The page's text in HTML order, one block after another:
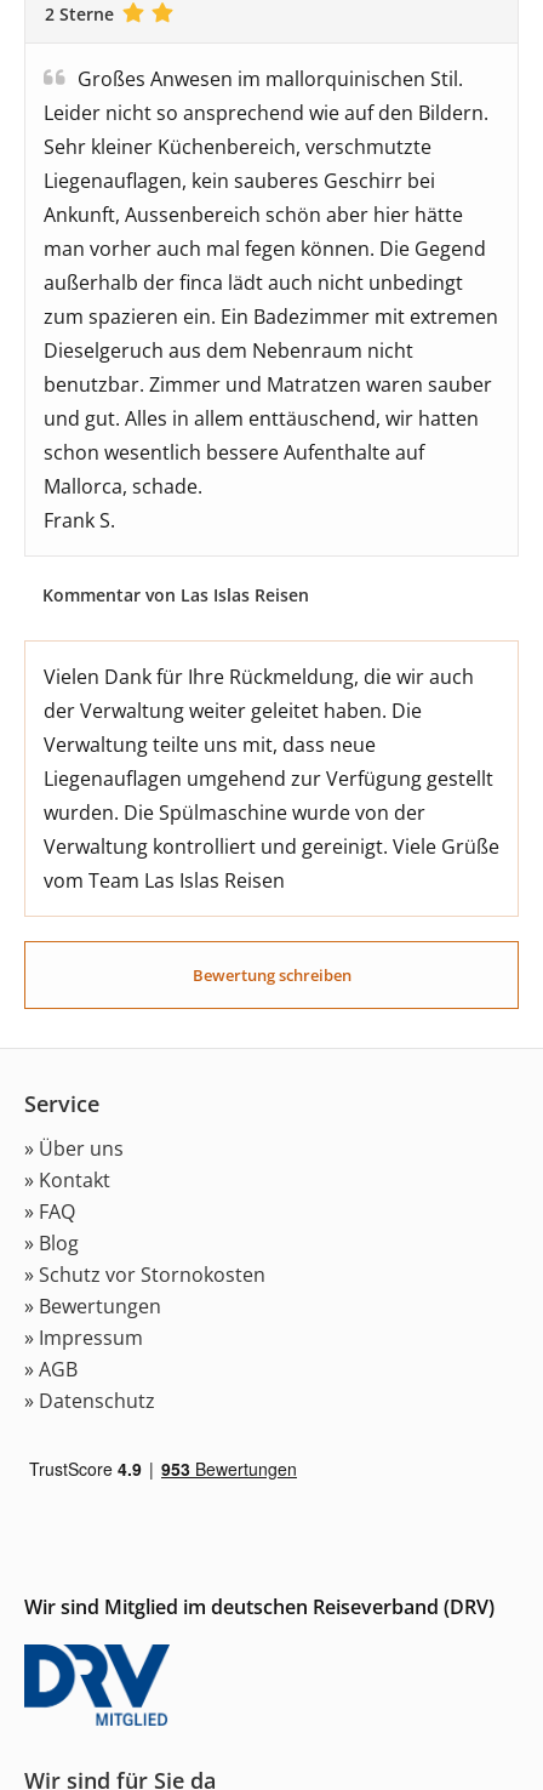
2 Sterne
Großes Anwesen im mallorquinischen Stil.
Leider nicht so ansprechend wie auf den Bildern.
Sehr kleiner Küchenbereich, verschmutzte
Liegenauflagen, kein sauberes Geschirr bei
Ankunft, Aussenbereich schön aber hier hätte
man vorher auch mal fegen können. Die Gegend
außerhalb der finca lädt auch nicht unbedingt
zum spazieren ein. Ein Badezimmer mit extremen
Dieselgeruch aus dem Nebenraum nicht
benutzbar. Zimmer und Matratzen waren sauber
und gut. Alles in allem enttäuschend, wir hatten
schon wesentlich bessere Aufenthalte auf
Mallorca, schade.
Frank S.
Kommentar von Las Islas Reisen
Vielen Dank für Ihre Rückmeldung, die wir auch
der Verwaltung weiter geleitet haben. Die
Verwaltung teilte uns mit, dass neue
Liegenauflagen umgehend zur Verfügung gestellt
wurden. Die Spülmaschine wurde von der
Verwaltung kontrolliert und gereinigt. Viele Grüße
vom Team Las Islas Reisen
Bewertung schreiben
Service
» Über uns
» Kontakt
» FAQ
» Blog
» Schutz vor Stornokosten
» Bewertungen
» Impressum
» AGB
» Datenschutz
Wir sind Mitglied im deutschen Reiseverband (DRV)
Wir sind für Sie da